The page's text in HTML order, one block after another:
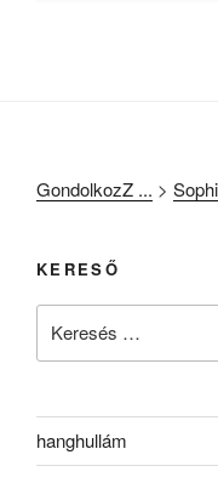
GondolkozZ ... >
KERESŐ
hanghullám